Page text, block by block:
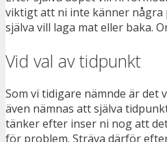
viktigt att ni inte känner några
själva vill laga mat eller baka.
Vid val av tidpunkt
Som vi tidigare nämnde är det
även nämnas att själva
tänker efter inser ni nog att
för problem. Sträva därför